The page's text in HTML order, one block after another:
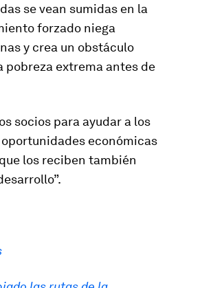
se vean sumidas en la
forzado niega
y crea un obstáculo
pobreza extrema antes de
socios para ayudar a los
económicas
los reciben también